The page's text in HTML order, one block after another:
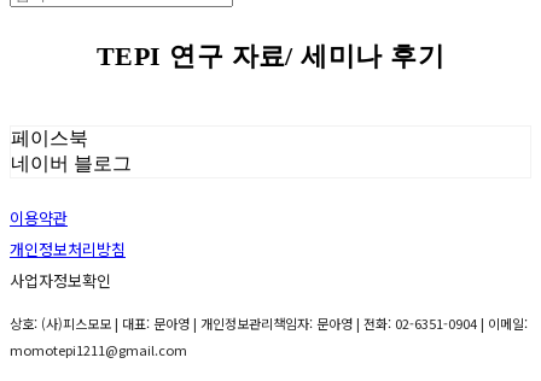
TEPI 연구 자료/ 세미나 후기
페이스북
네이버 블로그
이용약관
개인정보처리방침
사업자정보확인
상호: (사)피스모모 | 대표: 문아영 | 개인정보관리책임자: 문아영 | 전화: 02-6351-0904 | 이메일:
momotepi1211@gmail.com